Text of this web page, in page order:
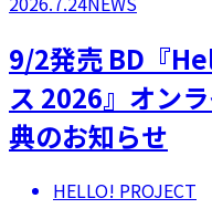
9/2発売 BD『
ス 2026』オン
典のお知らせ
HELLO! PROJECT